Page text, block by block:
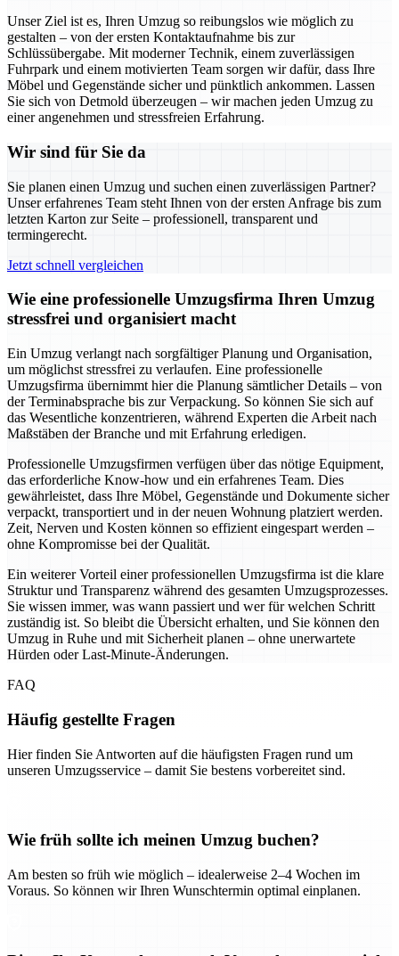
Unser Ziel ist es, Ihren Umzug so reibungslos wie möglich zu
gestalten – von der ersten Kontaktaufnahme bis zur
Schlüssübergabe. Mit moderner Technik, einem zuverlässigen
Fuhrpark und einem motivierten Team sorgen wir dafür, dass Ihre
Möbel und Gegenstände sicher und pünktlich ankommen. Lassen
Sie sich von Detmold überzeugen – wir machen jeden Umzug zu
einer angenehmen und stressfreien Erfahrung.
Wir sind für Sie da
Sie planen einen Umzug und suchen einen zuverlässigen Partner?
Unser erfahrenes Team steht Ihnen von der ersten Anfrage bis zum
letzten Karton zur Seite – professionell, transparent und
termingerecht.
Jetzt schnell vergleichen
Wie eine professionelle Umzugsfirma Ihren Umzug
stressfrei und organisiert macht
Ein Umzug verlangt nach sorgfältiger Planung und Organisation,
um möglichst stressfrei zu verlaufen. Eine professionelle
Umzugsfirma übernimmt hier die Planung sämtlicher Details – von
der Terminabsprache bis zur Verpackung. So können Sie sich auf
das Wesentliche konzentrieren, während Experten die Arbeit nach
Maßstäben der Branche und mit Erfahrung erledigen.
Professionelle Umzugsfirmen verfügen über das nötige Equipment,
das erforderliche Know-how und ein erfahrenes Team. Dies
gewährleistet, dass Ihre Möbel, Gegenstände und Dokumente sicher
verpackt, transportiert und in der neuen Wohnung platziert werden.
Zeit, Nerven und Kosten können so effizient eingespart werden –
ohne Kompromisse bei der Qualität.
Ein weiterer Vorteil einer professionellen Umzugsfirma ist die klare
Struktur und Transparenz während des gesamten Umzugsprozesses.
Sie wissen immer, was wann passiert und wer für welchen Schritt
zuständig ist. So bleibt die Übersicht erhalten, und Sie können den
Umzug in Ruhe und mit Sicherheit planen – ohne unerwartete
Hürden oder Last-Minute-Änderungen.
FAQ
Häufig gestellte Fragen
Hier finden Sie Antworten auf die häufigsten Fragen rund um
unseren Umzugsservice – damit Sie bestens vorbereitet sind.
Wie früh sollte ich meinen Umzug buchen?
Am besten so früh wie möglich – idealerweise 2–4 Wochen im
Voraus. So können wir Ihren Wunschtermin optimal einplanen.